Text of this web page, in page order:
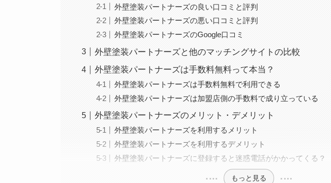
外壁塗装パートナーズの良い口コミと評判
外壁塗装パートナーズの悪い口コミと評判
外壁塗装パートナーズのGoogle口コミ
外壁塗装パートナーズと他のマッチングサイトの比較
外壁塗装パートナーズは手数料無料って本当？
外壁塗装パートナーズは手数料無料で利用できる
外壁塗装パートナーズは加盟店側の手数料で成り立っている
外壁塗装パートナーズのメリット・デメリット
外壁塗装パートナーズを利用するメリット
外壁塗装パートナーズを利用するデメリット
外壁塗装パートナーズに登録すると迷惑電話がかかってくる？
もっと見る